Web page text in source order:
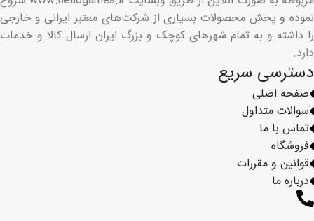
فروشگاه
قوانین و مقررات
درباره ما
دسترسی سریع
صفحه اصلی
سوالات متداول
تماس با ما
نموده و پخش محصولات بسیاری از شرکت‌های معتبر ایرانی و خارجی
را داشته و به تمام شهرهای کوچک و بزرگ ایران ارسال کالا و خدمات
دارد.